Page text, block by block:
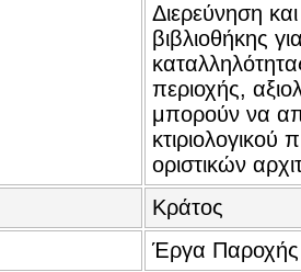
Διερεύνηση
βιβλιοθήκης
περιοχής,
μπορούν να
οριστικών
Κράτος
Έργα